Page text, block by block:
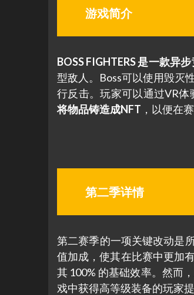
游戏简介
BOSS FIGHTERS 是一款异
型敌人。Boss可以使用毁灭
行反击。玩家可以通过VR体
将物品铸造成NFT ，以便在
第二季详情
第二赛季的一项关键改动是
值加成，使其在比赛中更加
其 100% 的基础效率。然而
戏中获得高等级装备的玩家